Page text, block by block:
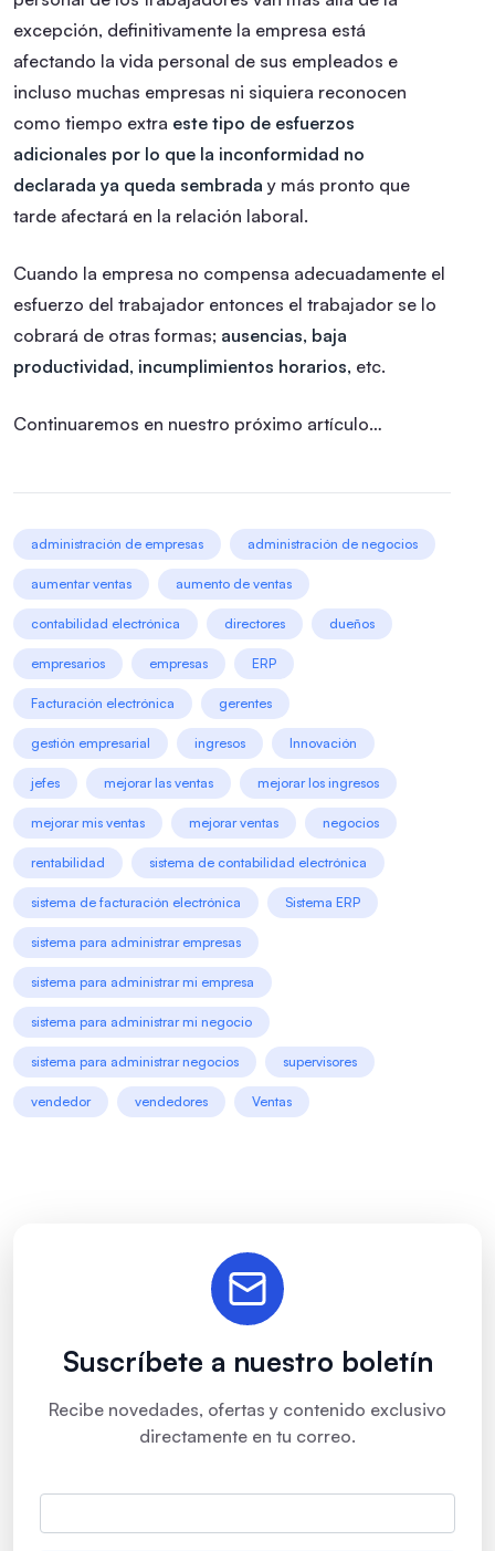
excepción, definitivamente la empresa está
afectando la vida personal de sus empleados e
incluso muchas empresas ni siquiera reconocen
como tiempo extra este tipo de esfuerzos
adicionales por lo que la inconformidad no
declarada ya queda sembrada y más pronto que
tarde afectará en la relación laboral.
Cuando la empresa no compensa adecuadamente el
esfuerzo del trabajador entonces el trabajador se lo
cobrará de otras formas; ausencias, baja
productividad, incumplimientos horarios, etc.
Continuaremos en nuestro próximo artículo…
administración de empresas administración de negocios
aumentar ventas aumento de ventas
contabilidad electrónica directores dueños
empresarios empresas ERP
Facturación electrónica gerentes
gestión empresarial ingresos Innovación
jefes mejorar las ventas mejorar los ingresos
mejorar mis ventas mejorar ventas negocios
rentabilidad sistema de contabilidad electrónica
sistema de facturación electrónica Sistema ERP
sistema para administrar empresas
sistema para administrar mi empresa
sistema para administrar mi negocio
sistema para administrar negocios supervisores
vendedor vendedores Ventas
Suscríbete a nuestro boletín
Recibe novedades, ofertas y contenido exclusivo
directamente en tu correo.